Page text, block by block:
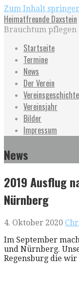
Zum Inhalt
Heimatfreunde Daxstein
Brauchtum pflegen
Startseite
Termine
News
Der Verein
Vereinsgeschichte
Vereinsjahr
Bilder
Impressum
News
2019 Ausflug
Nürnberg
4. Oktober 2020
Im September
und Nürnberg.
Regensburg die